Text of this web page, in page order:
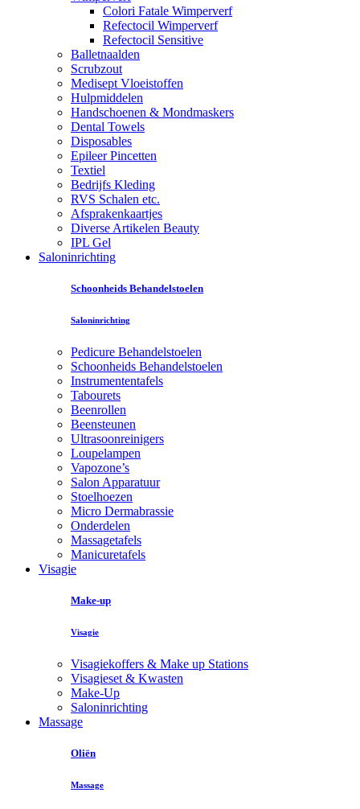
Colori Fatale Wimperverf
Refectocil Wimperverf
Refectocil Sensitive
Balletnaalden
Scrubzout
Medisept Vloeistoffen
Hulpmiddelen
Handschoenen & Mondmaskers
Dental Towels
Disposables
Epileer Pincetten
Textiel
Bedrijfs Kleding
RVS Schalen etc.
Afsprakenkaartjes
Diverse Artikelen Beauty
IPL Gel
Saloninrichting
Schoonheids Behandelstoelen
Saloninrichting
Pedicure Behandelstoelen
Schoonheids Behandelstoelen
Instrumententafels
Tabourets
Beenrollen
Beensteunen
Ultrasoonreinigers
Loupelampen
Vapozone’s
Salon Apparatuur
Stoelhoezen
Micro Dermabrassie
Onderdelen
Massagetafels
Manicuretafels
Visagie
Make-up
Visagie
Visagiekoffers & Make up Stations
Visagieset & Kwasten
Make-Up
Saloninrichting
Massage
Oliën
Massage